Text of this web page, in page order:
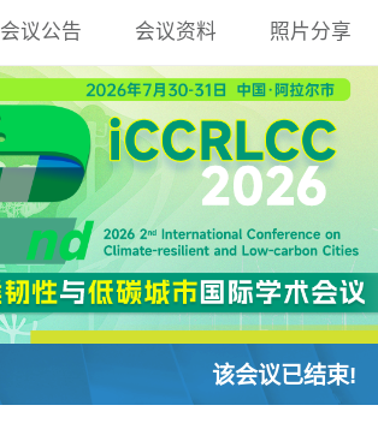
会议公告 会议资料 照片分享
该会议已结束!